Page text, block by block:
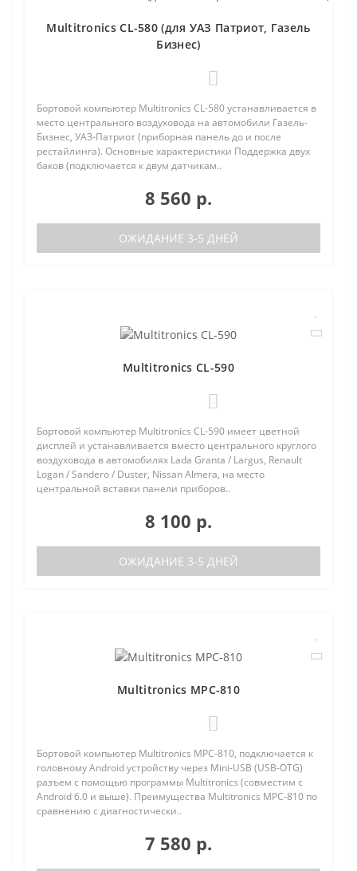
Multitronics CL-580 (для УАЗ Патриот, Газель
Бизнес)
Бортовой компьютер Multitronics CL-580 устанавливается в
место центрального воздуховода на автомобили Газель-
Бизнес, УАЗ-Патриот (приборная панель до и после
рестайлинга). Основные характеристики Поддержка двух
баков (подключается к двум датчикам..
8 560 р.
ОЖИДАНИЕ 3-5 ДНЕЙ
Multitronics CL-590
Бортовой компьютер Multitronics CL-590 имеет цветной
дисплей и устанавливается вместо центрального круглого
воздуховода в автомобилях Lada Granta / Largus, Renault
Logan / Sandero / Duster, Nissan Almera, на место
центральной вставки панели приборов..
8 100 р.
ОЖИДАНИЕ 3-5 ДНЕЙ
Multitronics MPC-810
Бортовой компьютер Multitronics MPC-810, подключается к
головному Android устройству через Mini-USB (USB-OTG)
разъем с помощью программы Multitronics (совместим с
Android 6.0 и выше). Преимущества Multitronics MPC-810 по
сравнению с диагностически..
7 580 р.